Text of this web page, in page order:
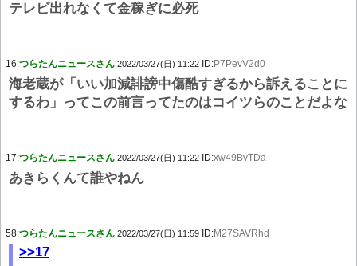
テレビ出れなくて金稼ぎに必死
16:つらたんニュースさん 2022/03/27(日) 11:22 ID:P7PevV2d0
海老蔵が「いい加減誹謗中傷酷すぎるから訴えることに
するわ」ってこの前言ってたのはコイツらのことだよな
17:つらたんニュースさん 2022/03/27(日) 11:22 ID:xw49BvTDa
あきらくんて誰やねん
58:つらたんニュースさん 2022/03/27(日) 11:59 ID:M27SAVRhd
>>17